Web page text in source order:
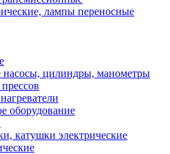
лампы переносные
насосы, цилиндры, манометры
оборудование
катушки электрические